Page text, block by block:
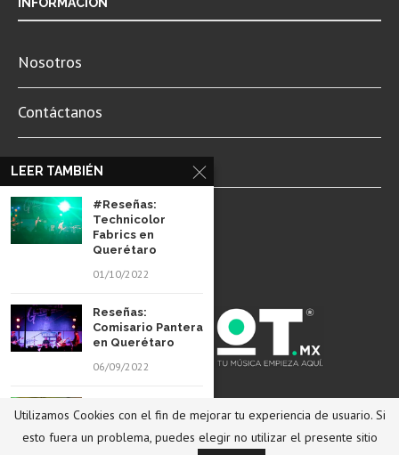
Contáctanos
Newsletter
Aviso de Privacidad
REGRESAR ARRIBA
LEER TAMBIÉN
#Reseñas:
Technicolor
Fabrics en
Querétaro
01/10/2022
Reseñas:
Comisario Pantera
en Querétaro
06/09/2022
Xymox en
Querétaro
Utilizamos Cookies con el fin de mejorar tu experiencia de usuario. Si
esto fuera un problema, puedes elegir no utilizar el presente sitio